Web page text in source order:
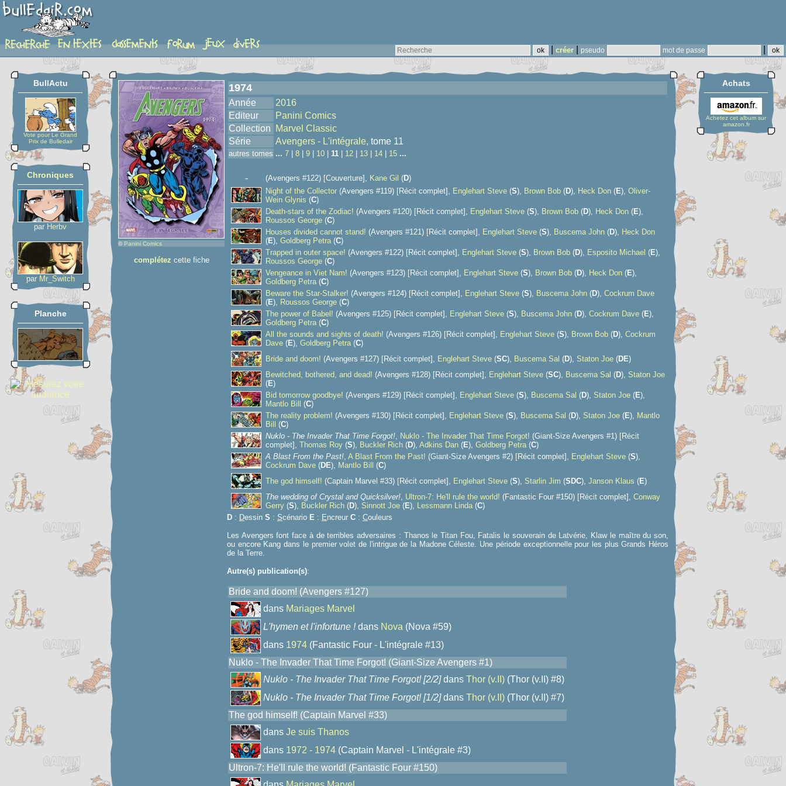
créer pseudo mot de passe
album
BullActu
Vote pour Le Grand
Prix de Bulledair
Chroniques
par Herbv
par Mr_Switch
Planche
© Panini Comics
complétez cette fiche
1974
Année
2016
Editeur
Panini Comics
Collection
Marvel Classic
Série
Avengers - L'intégrale, tome 11
autres tomes ... 7 8 9 10 11 12 13 14 15 ...
- (Avengers #122) [Couverture], Kane Gil (D)
Night of the Collector (Avengers #119) [Récit complet], Englehart Steve (S), Brown Bob (D), Heck Don (E), Oliver-
Wein Glynis (C)
Death-stars of the Zodiac! (Avengers #120) [Récit complet], Englehart Steve (S), Brown Bob (D), Heck Don (E),
Roussos George (C)
Houses divided cannot stand! (Avengers #121) [Récit complet], Englehart Steve (S), Buscema John (D), Heck Don
(E), Goldberg Petra(C)
Trapped in outer space! (Avengers #122) [Récit complet], Englehart Steve (S), Brown Bob (D), Esposito Michael (E),
Roussos George (C)
Vengeance in Viet Nam! (Avengers #123) [Récit complet], Englehart Steve (S), Brown Bob (D), Heck Don (E),
Goldberg Petra(C)
Beware the Star-Stalker! (Avengers #124) [Récit complet], Englehart Steve (S), Buscema John (D), Cockrum Dave
(E), Roussos George (C)
The power of Babel! (Avengers #125) [Récit complet], Englehart Steve (S), Buscema John (D), Cockrum Dave (E),
Goldberg Petra(C)
All the sounds and sights of death! (Avengers #126) [Récit complet], Englehart Steve (S), Brown Bob (D), Cockrum
Dave (E), Goldberg Petra(C)
Bride and doom! (Avengers #127) [Récit complet], Englehart Steve (SC), Buscema Sal (D), Staton Joe (DE)
Bewitched, bothered, and dead! (Avengers #128) [Récit complet], Englehart Steve (SC), Buscema Sal (D), Staton Joe
(E)
Bid tomorrow goodbye! (Avengers #129) [Récit complet], Englehart Steve (S), Buscema Sal (D), Staton Joe (E),
Mantlo Bill
(C)
The reality problem! (Avengers #130) [Récit complet], Englehart Steve (S), Buscema Sal (D), Staton Joe (E), Mantlo
Bill
(C)
Nuklo - The Invader That Time Forgot!, Nuklo - The Invader That Time Forgot! (Giant-Size Avengers #1) [Récit
complet], Thomas Roy (S), Buckler Rich (D), Adkins Dan (E), Goldberg Petra(C)
A Blast From the Past!, A Blast From the Past! (Giant-Size Avengers #2) [Récit complet], Englehart Steve (S),
Cockrum Dave (DE), Mantlo Bill (C)
The god himself! (Captain Marvel #33) [Récit complet], Englehart Steve (S), Starlin Jim (S DC), Janson Klaus (E)
The wedding of Crystal and Quicksilver!, Ultron-7: He'll rule the world! (Fantastic Four #150) [Récit complet], Conway
Gerry (S), Buckler Rich (D), Sinnott Joe (E), Lessmann Linda(C)
D : Dessin S : Scénario E : Encreur C : Couleurs
Les Avengers font face à de terribles adversaires : Thanos le Titan Fou, Fatalis le souverain de Latvérie, Klaw le maître du son,
ou encore Kang dans le premier volet de l'intrigue de la Madone Céleste. Une période exceptionnelle pour les plus Grands Héros
de la Terre.
Autre(s) publication(s):
Bride and doom! (Avengers #127)
dans Mariages Marvel
L'hymen et l'infortune !dans Nova (Nova #59)
dans 1974 (Fantastic Four - L'intégrale #13)
Nuklo - The Invader That Time Forgot! (Giant-Size Avengers #1)
Nuklo - The Invader That Time Forgot! [2/2]dans Thor (v.II) (Thor (v.II) #8)
Nuklo - The Invader That Time Forgot! [1/2]dans Thor (v.II) (Thor (v.II) #7)
The god himself! (Captain Marvel #33)
dans Je suis Thanos
dans 1972 - 1974 (Captain Marvel - L'intégrale #3)
Ultron-7: He'll rule the world! (Fantastic Four #150)
Achats
Achetez cet album sur
amazon.fr